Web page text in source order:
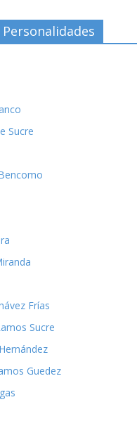
Sucre
Frías
Sucre
Guedez